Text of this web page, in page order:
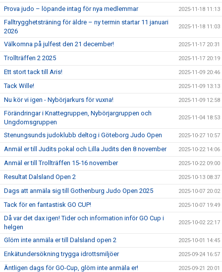
Prova judo – löpande intag för nya medlemmar 2025-11-18 11:13
Falltrygghetsträning för äldre – ny termin startar 11 januari
2026
2025-11-18 11:03
Välkomna på julfest den 21 december! 2025-11-17 20:31
Trollträffen 2 2025 2025-11-17 20:19
Ett stort tack till Aris! 2025-11-09 20:46
Tack Wille! 2025-11-09 13:13
Nu kör vi igen - Nybörjarkurs för vuxna! 2025-11-09 12:58
Förändringar i Knattegruppen, Nybörjargruppen och
Ungdomsgruppen
2025-11-04 18:53
Stenungsunds judoklubb deltog i Göteborg Judo Open 2025-10-27 10:57
Anmäl er till Judits pokal och Lilla Judits den 8 november 2025-10-22 14:06
Anmäl er till Trollträffen 15-16 november 2025-10-22 09:00
Resultat Dalsland Open 2 2025-10-13 08:37
Dags att anmäla sig till Gothenburg Judo Open 2025 2025-10-07 20:02
Tack för en fantastisk GO CUP! 2025-10-07 19:49
Då var det dax igen! Tider och information inför GO Cup i
helgen
2025-10-02 22:17
Glöm inte anmäla er till Dalsland open 2 2025-10-01 14:45
Enkätundersökning trygga idrottsmiljöer 2025-09-24 16:57
Äntligen dags för GO-Cup, glöm inte anmäla er! 2025-09-21 20:01